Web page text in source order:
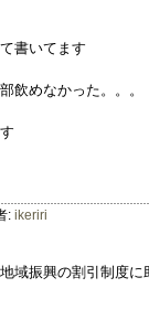
書いてます
飲めなかった。。。
: ikeriri
域振興の割引制度に